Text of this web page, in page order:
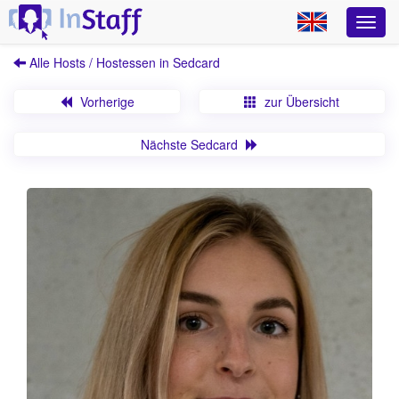
Alle Hosts / Hostessen in Sedcard
Vorherige zur Übersicht
Nächste Sedcard